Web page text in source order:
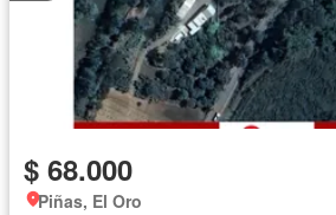
$ 68.000
Piñas, El Oro